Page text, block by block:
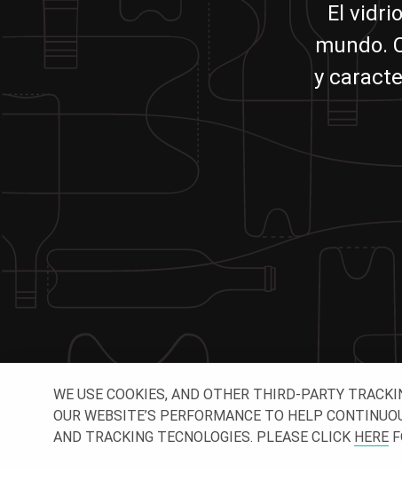
El
mundo.
y
WE USE COOKIES, AND OTHER THIRD-PARTY
OUR WEBSITE’S PERFORMANCE TO HELP
AND TRACKING TECNOLOGIES. PLEASE CLICK HERE